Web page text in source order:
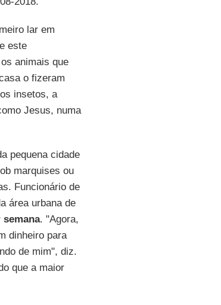
lar em
este
animais que
o fizeram
insetos, a
Jesus, numa
pequena cidade
marquises ou
Funcionário de
área urbana de
. "Agora,
dinheiro para
de mim", diz.
que a maior